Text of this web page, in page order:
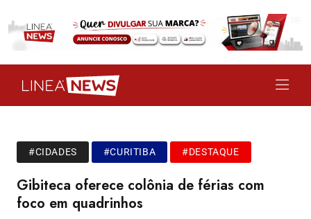
#CIDADES #CURITIBA #DESTAQUE
Gibiteca oferece colônia de férias com
foco em quadrinhos